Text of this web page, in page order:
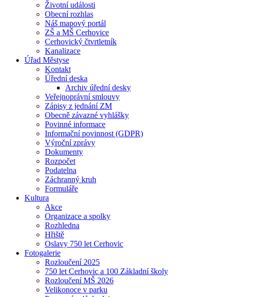
Životní události
Obecní rozhlas
Náš mapový portál
ZŠ a MŠ Cerhovice
Cerhovický čtvrtletník
Kanalizace
Úřad Městyse
Kontakt
Úřední deska
Archiv úřední desky
Veřejnoprávní smlouvy
Zápisy z jednání ZM
Obecně závazné vyhlášky
Povinné informace
Informační povinnost (GDPR)
Výroční zprávy
Dokumenty
Rozpočet
Podatelna
Záchranný kruh
Formuláře
Kultura
Akce
Organizace a spolky
Rozhledna
Hřiště
Oslavy 750 let Cerhovic
Fotogalerie
Rozloučení 2025
750 let Cerhovic a 100 Základní školy
Rozloučení MŠ 2026
Velikonoce v parku